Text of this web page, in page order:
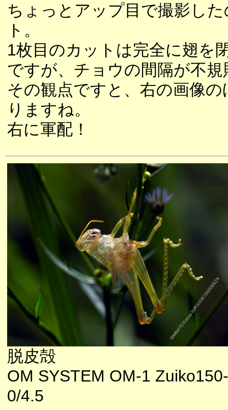
ちょっとアップ目で撮影し
ト。
1枚目のカットは完全に翅を
ですが、チョウの間隔が不
その観点ですと、右の画像
りますね。
右に軍配！
脱皮殻
OM SYSTEM OM-1
0/4.5